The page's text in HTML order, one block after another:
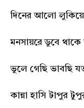
দিনের আলো লুকিয়ে
মনসায়রে ডুবে থাকে
ভুলে গেছি ভাবছি
কান্না হাসি টাপুর